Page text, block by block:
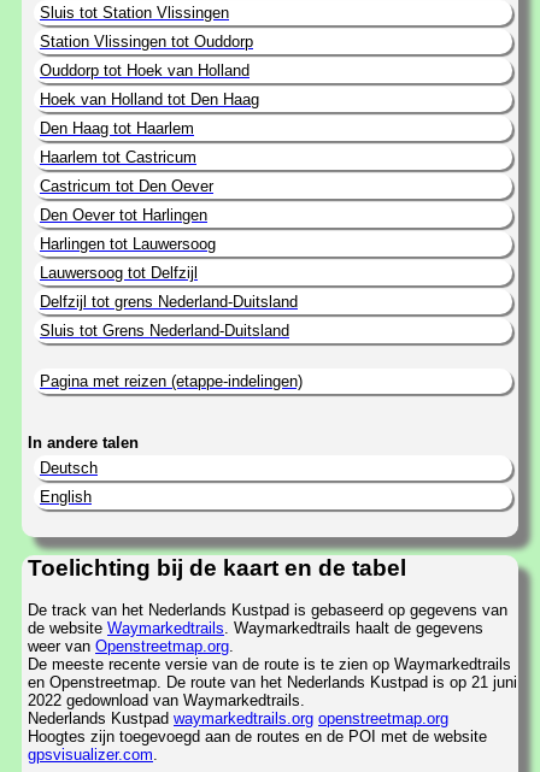
Sluis tot Station Vlissingen
Station Vlissingen tot Ouddorp
Ouddorp tot Hoek van Holland
Hoek van Holland tot Den Haag
Den Haag tot Haarlem
Haarlem tot Castricum
Castricum tot Den Oever
Den Oever tot Harlingen
Harlingen tot Lauwersoog
Lauwersoog tot Delfzijl
Delfzijl tot grens Nederland-Duitsland
Sluis tot Grens Nederland-Duitsland
Pagina met reizen (etappe-indelingen)
In andere talen
Deutsch
English
Toelichting bij de kaart en de tabel
De track van het Nederlands Kustpad is gebaseerd op gegevens van
de website Waymarkedtrails . Waymarkedtrails haalt de gegevens
weer van Openstreetmap.org
De meeste recente versie van de route is te zien op Waymarkedtrails
en Openstreetmap. De route van het Nederlands Kustpad is op 21 juni
2022 gedownload van Waymarkedtrails.
Nederlands Kustpad waymarkedtrails.org openstreetmap.org
Hoogtes zijn toegevoegd aan de routes en de POI met de website
gpsvisualizer.com